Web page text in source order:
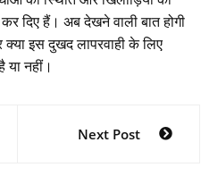
दिए हैं। अब देखने वाली बात होगी
इस दुखद लापरवाही के लिए
या नहीं।
Next Post